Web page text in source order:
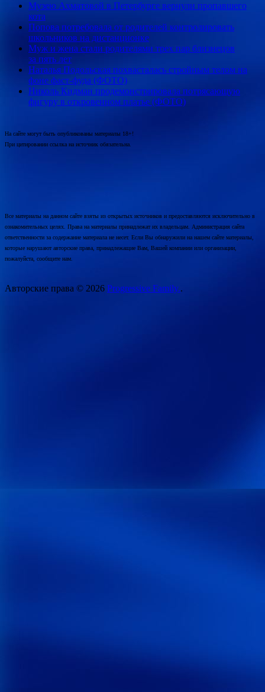
Музею Ахматовой в Петербурге вернули пропавшего
кота
Попова потребовала от родителей контролировать
школьников на дистанционке
Муж и жена стали родителями трех пар близнецов
за пять лет
Наталья Подольская похвасталась стройным телом на
фоне фаст-фуда (ФОТО)
Николь Кидман продемонстрировала потрясающую
фигуру в откровенном платье (ФОТО)
На сайте могут быть опубликованы материалы 18+!
При цитировании ссылка на источник обязательна.
Все материалы на данном сайте взяты из открытых источников и предоставляются исключительно в
ознакомительных целях. Права на материалы принадлежат их владельцам. Администрация сайта
ответственности за содержание материала не несет. Если Вы обнаружили на нашем сайте материалы,
которые нарушают авторские права, принадлежащие Вам, Вашей компании или организации,
пожалуйста, сообщите нам.
Авторские права © 2026 Progressive Family..